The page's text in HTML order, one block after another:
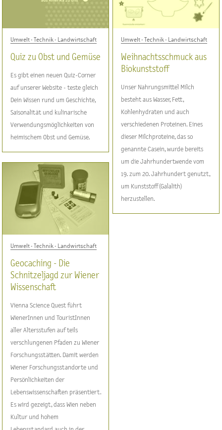
Umwelt - Technik - Landwirtschaft
Quiz zu Obst und Gemüse
Es gibt einen neuen Quiz-Corner
auf unserer Website - teste gleich
Dein Wissen rund um Geschichte,
Saisonalität und kulinarische
Verwendungsmöglichkeiten von
heimischem Obst und Gemüse.
Umwelt - Technik - Landwirtschaft
Weihnachtsschmuck aus
Biokunststoff
Unser Nahrungsmittel Milch
besteht aus Wasser, Fett,
Kohlenhydraten und auch
verschiedenen Proteinen. Eines
dieser Milchproteine, das so
genannte Casein, wurde bereits
um die Jahrhundertwende vom
19. zum 20. Jahrhundert genutzt,
um Kunststoff (Galalith)
herzustellen.
Umwelt - Technik - Landwirtschaft
Geocaching - Die
Schnitzeljagd zur Wiener
Wissenschaft
Vienna Science Quest führt
WienerInnen und TouristInnen
aller Altersstufen auf teils
verschlungenen Pfaden zu Wiener
Forschungsstätten. Damit werden
Wiener Forschungsstandorte und
Persönlichkeiten der
Lebenswissenschaften präsentiert.
Es wird gezeigt, dass Wien neben
Kultur und hohem